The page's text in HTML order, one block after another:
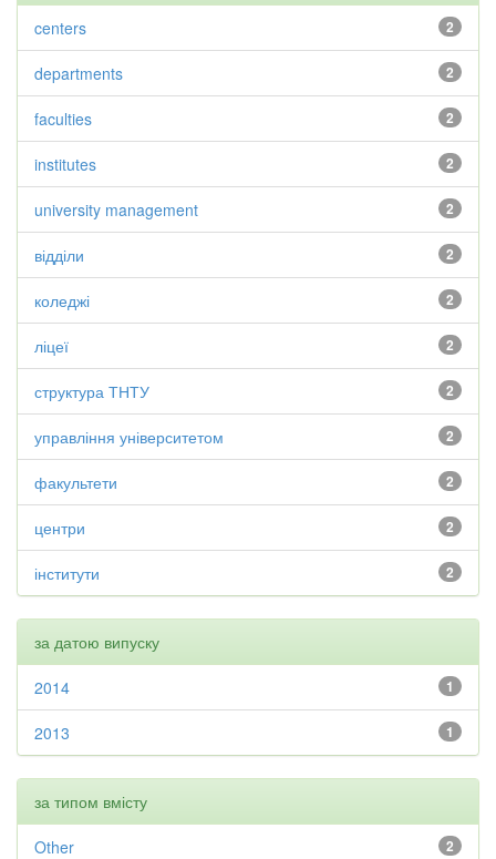
2
centers
2
departments
2
faculties
2
institutes
2
university management
2
відділи
2
коледжі
2
ліцеї
2
структура ТНТУ
2
управління університетом
2
факультети
2
центри
2
інститути
за датою випуску
1
2014
1
2013
за типом вмісту
2
Other